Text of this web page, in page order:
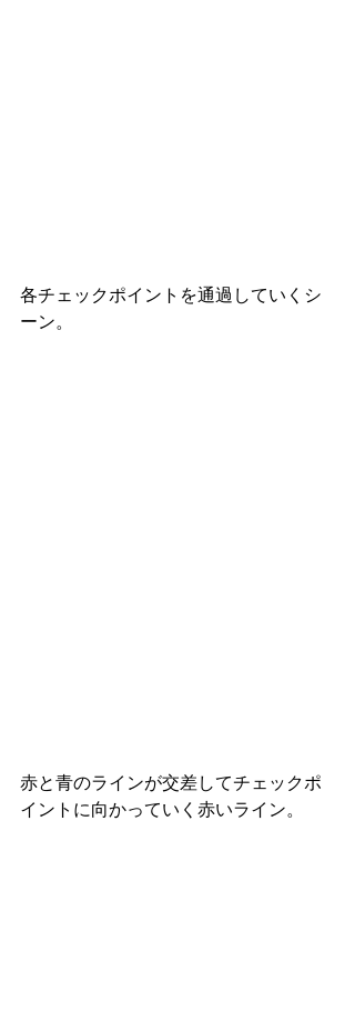
各チェックポイントを通過していくシ
ーン。
赤と青のラインが交差してチェックポ
イントに向かっていく赤いライン。